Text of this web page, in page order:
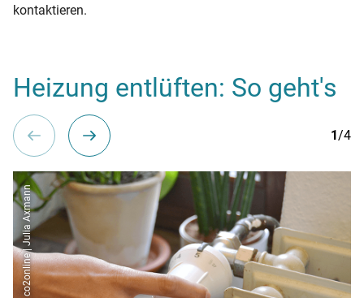
kontaktieren.
Heizung entlüften: So geht's
co2online | Julia Axmann
1/4